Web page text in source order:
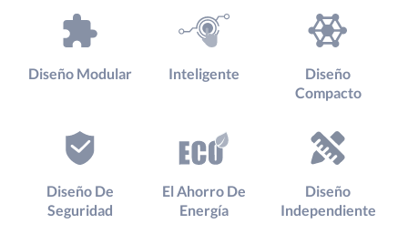
Diseño Modular Inteligente
Diseño
Compacto
Diseño De
Seguridad
El Ahorro De
Energía
Diseño
Independiente